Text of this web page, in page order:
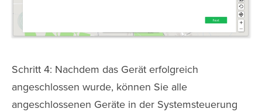
Schritt 4: Nachdem das Gerät erfolgreich
angeschlossen wurde, können Sie alle
angeschlossenen Geräte in der Systemsteuerung